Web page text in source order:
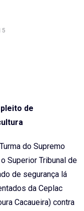
de
do Supremo
Superior Tribunal de
de segurança lá
da Ceplac
Cacaueira) contra